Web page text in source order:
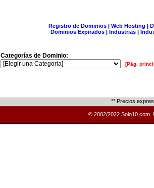
Registro de Dominios| Web Hosting |
Dominios Expirados | Industrias |
Categorías de Dominio:
[Pág.
** Precios
© 2002/2022 Solo10.com